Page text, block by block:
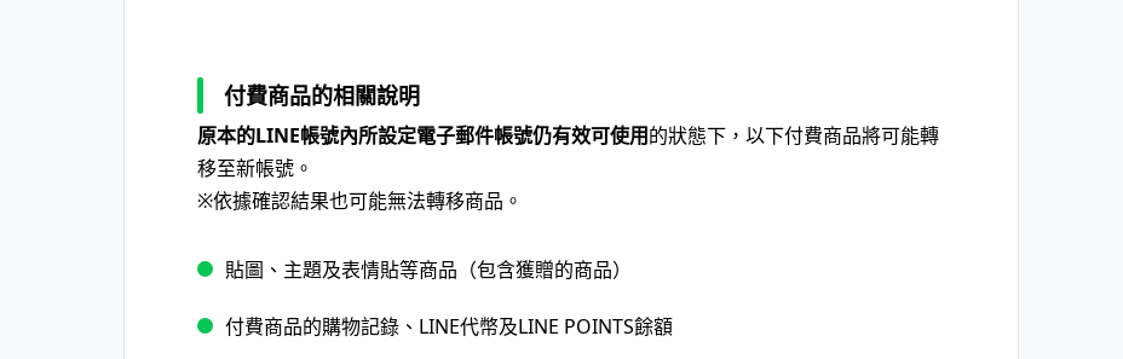
付費商品的相關說明
原本的LINE帳號內所設定電子郵件帳號仍有效可使用的狀態下，以下付費商品將可能轉
移至新帳號。
※依據確認結果也可能無法轉移商品。
貼圖、主題及表情貼等商品（包含獲贈的商品）
付費商品的購物記錄、LINE代幣及LINE POINTS餘額